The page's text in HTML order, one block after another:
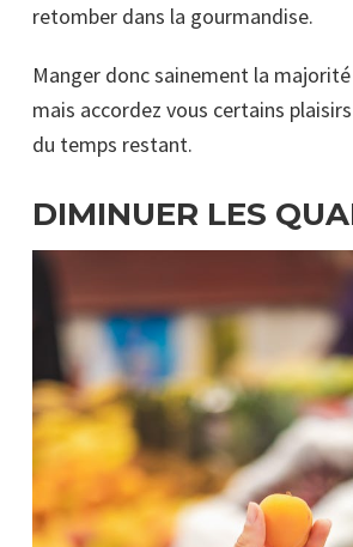
retomber dans la gourmandise.
Manger donc sainement la
mais accordez vous certains
du temps restant.
DIMINUER LES